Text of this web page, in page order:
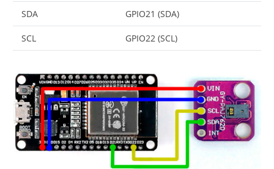
SDA GPIO21 (SDA)
SCL GPIO22 (SCL)